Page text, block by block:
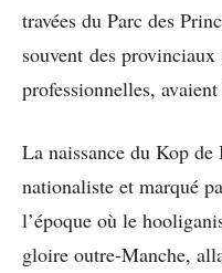
travées du Parc des
souvent des
professionnelles,
La naissance du Kop
nationaliste et marqué
l’époque où le
gloire outre-Manche,